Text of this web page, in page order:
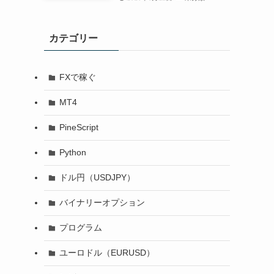
カテゴリー
FXで稼ぐ
MT4
PineScript
Python
ドル円（USDJPY）
バイナリーオプション
プログラム
ユーロドル（EURUSD）